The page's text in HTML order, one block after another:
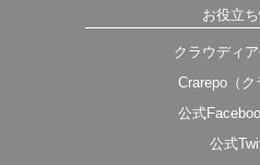
お役立
クラウディ
Crarepo（ク
公式
公式